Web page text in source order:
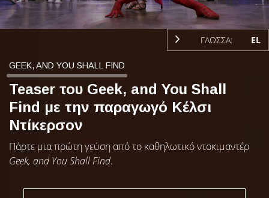
Video
ΓΛΩΣΣΑ: EL
GEEK, AND YOU SHALL FIND
Teaser του Geek, and You Shall
Find με την παραγωγό Κέλσι
Ντίκερσον
Πάρτε μια πρώτη γεύση από το καθηλωτικό ντοκιμαντέρ
Geek, and You Shall Find.